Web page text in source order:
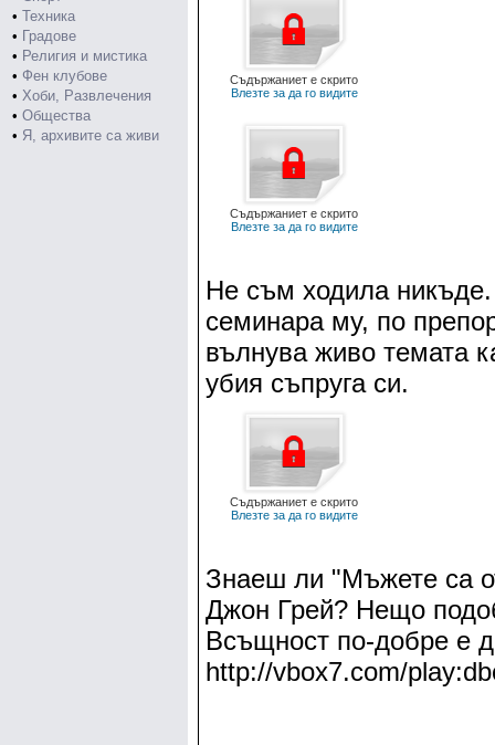
• Техника
• Градове
• Религия и мистика
• Фен клубове
• Хоби, Развлечения
• Общества
• Я, архивите са живи
Съдържаниет е скрито
Влезте за да го видите
Съдържаниет е скрито
Влезте за да го видите
Не съм ходила
семинара му, по
вълнува живо темата
убия съпруга си.
Съдържаниет е скрито
Влезте за да го видите
Знаеш ли "Мъжете са
Джон Грей? Нещо
Всъщност по-добре е
http://vbox7.com/